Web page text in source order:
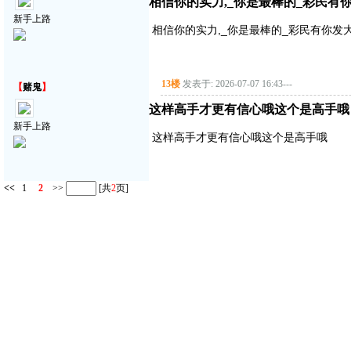
新手上路
相信你的实力,_你是最棒的_彩民有你发
【赌鬼】
新手上路
13楼 发表于: 2026-07-07 16:43---
这样高手才更有信心哦这个是高手哦
这样高手才更有信心哦这个是高手哦
<< 1 2 >> [共2页]